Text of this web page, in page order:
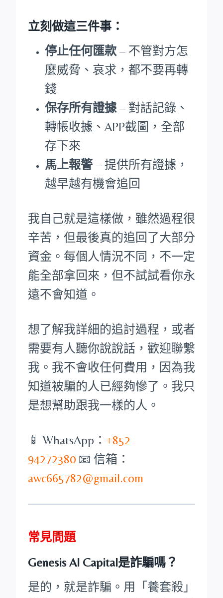
立刻做這三件事：
停止任何匯款 – 不管對方怎
麼威脅、哀求，都不要再轉
錢
保存所有證據 – 對話記錄、
轉帳收據、APP截圖，全部
存下來
馬上報警 – 提供所有證據，
越早越有機會追回
我自己就是這樣做，雖然過程很
辛苦，但最後真的追回了大部分
資金。每個人情況不同，不一定
能全部拿回來，但不試試看你永
遠不會知道。
想了解我詳細的追討過程，或者
需要有人聽你說說話，歡迎聯繫
我。我不會收任何費用，因為我
知道被騙的人已經夠慘了。我只
是想幫助跟我一樣的人。
📱 WhatsApp： +852
94272380 📧 信箱：
awc665782@gmail.com
常見問題
Genesis AI Capital是詐騙嗎？
是的，就是詐騙。用「養套殺」